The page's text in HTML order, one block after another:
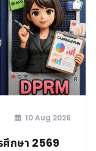
10 Aug 2026
ศึกษา 2569